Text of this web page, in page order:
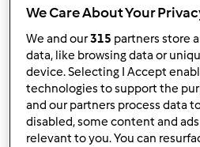
Annulla
5.0
da
We Care About Your
We and our315 partners store
data, like browsing data or
device. Selecting I Accept
technologies to support the
and our partners process data
disabled, some content and
relevant to you. You can